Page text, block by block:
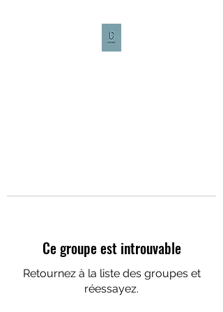
Ce groupe est introuvable
Retournez à la liste des groupes et
réessayez.